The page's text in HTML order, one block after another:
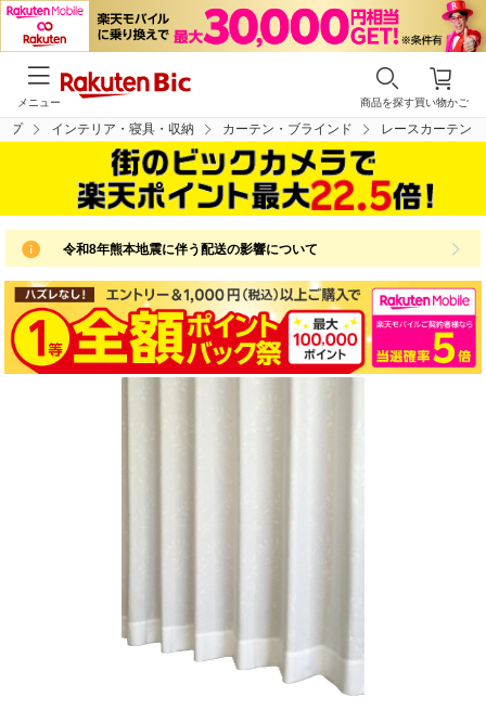
買い物かご
商品を探す
メニュー
プ インテリア・寝具・収納 カーテン・ブラインド レースカーテン
令和8年熊本地震に伴う配送の影響について